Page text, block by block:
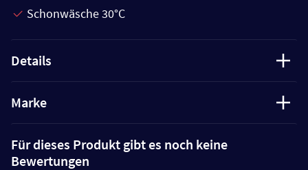
Schonwäsche 30°C
Details
Marke
Für dieses Produkt gibt es noch keine
Bewertungen